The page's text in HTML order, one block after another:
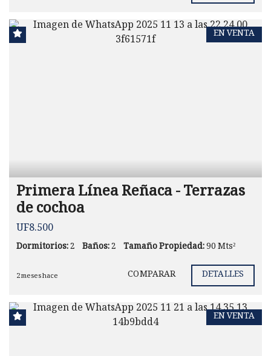
EN VENTA
Primera Línea Reñaca - Terrazas
de cochoa
UF8.500
Dormitorios:2 Baños:2 Tamaño Propiedad:90 Mts²
2 meses hace COMPARAR DETALLES
EN VENTA